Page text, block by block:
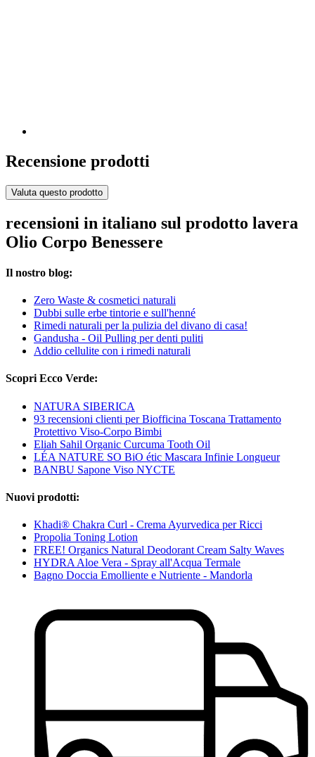
Recensione prodotti
Valuta questo prodotto
recensioni in italiano sul prodotto lavera
Olio Corpo Benessere
Il nostro blog:
Zero Waste & cosmetici naturali
Dubbi sulle erbe tintorie e sull'henné
Rimedi naturali per la pulizia del divano di casa!
Gandusha - Oil Pulling per denti puliti
Addio cellulite con i rimedi naturali
Scopri Ecco Verde:
NATURA SIBERICA
93 recensioni clienti per Biofficina Toscana Trattamento
Protettivo Viso-Corpo Bimbi
Eliah Sahil Organic Curcuma Tooth Oil
LÉA NATURE SO BiO étic Mascara Infinie Longueur
BANBU Sapone Viso NYCTE
Nuovi prodotti:
Khadi® Chakra Curl - Crema Ayurvedica per Ricci
Propolia Toning Lotion
FREE! Organics Natural Deodorant Cream Salty Waves
HYDRA Aloe Vera - Spray all'Acqua Termale
Bagno Doccia Emolliente e Nutriente - Mandorla